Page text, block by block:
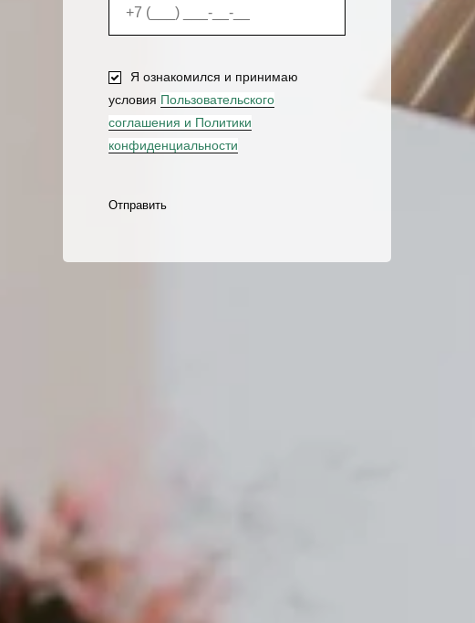
Я ознакомился и принимаю
условия Пользовательского
соглашения и Политики
конфиденциальности
Отправить